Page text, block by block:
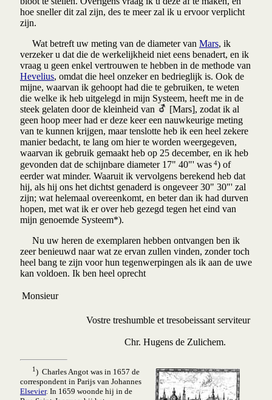
hoe sneller dit zal zijn, des te meer zal ik u ervoor verplicht
zijn.
Wat betreft uw meting van de diameter van Mars, ik
verzeker u dat die de werkelijkheid niet eens benadert, en ik
vraag u geen enkel vertrouwen te hebben in de methode van
Hevelius, omdat die heel onzeker en bedrieglijk is. Ook de
mijne, waarvan ik gehoopt had die te gebruiken, te weten
die welke ik heb uitgelegd in mijn Systeem, heeft me in de
steek gelaten door de kleinheid van
[Mars], zodat ik al
geen hoop meer had er deze keer een nauwkeurige meting
van te kunnen krijgen, maar tenslotte heb ik een heel zekere
manier bedacht, te lang om hier te worden weergegeven,
waarvan ik gebruik gemaakt heb op 25 december, en ik heb
gevonden dat de schijnbare diameter 17" 40"' was 4) of
eerder wat minder. Waaruit ik vervolgens berekend heb dat
hij, als hij ons het dichtst genaderd is ongeveer 30" 30"' zal
zijn; wat helemaal overeenkomt, en beter dan ik had durven
hopen, met wat ik er over heb gezegd tegen het eind van
mijn genoemde Systeem*).
Nu uw heren de exemplaren hebben ontvangen ben ik
zeer benieuwd naar wat ze ervan zullen vinden, zonder toch
heel bang te zijn voor hun tegenwerpingen als ik aan de uwe
kan voldoen. Ik ben heel oprecht
Monsieur
Vostre treshumble et tresobeissant serviteur
Chr. Hugens de Zulichem.
1) Charles Angot was in 1657 de
correspondent in Parijs van Johannes
Elsevier. In 1659 woonde hij in de